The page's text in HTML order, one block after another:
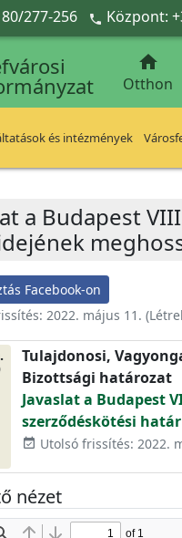
277-256  Központ:

Otthon
és intézmények
a Budapest
Facebook-on
2022. május 11.
Tulajdonosi,
Bizottsági határozat
Javaslat a Budapest
szerződéskötési
event_available Utolsó frissítés: 2022.
nézet